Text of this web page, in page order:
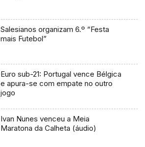
Salesianos organizam 6.º “Festa
mais Futebol”
Euro sub-21: Portugal vence Bélgica
e apura-se com empate no outro
jogo
Ivan Nunes venceu a Meia
Maratona da Calheta (áudio)